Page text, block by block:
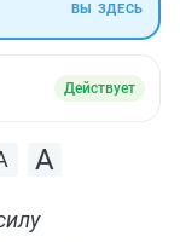
ВЫ ЗДЕСЬ
Действует